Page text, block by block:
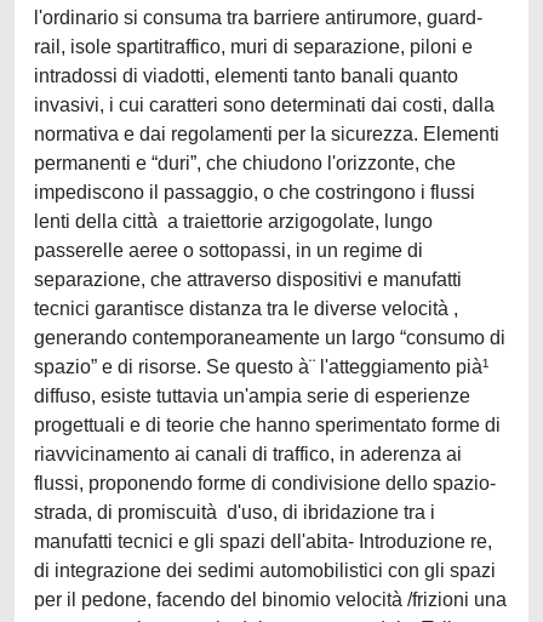
l'ordinario si consuma tra barriere antirumore, guard-
rail, isole spartitraffico, muri di separazione, piloni e
intradossi di viadotti, elementi tanto banali quanto
invasivi, i cui caratteri sono determinati dai costi, dalla
normativa e dai regolamenti per la sicurezza. Elementi
permanenti e “duri”, che chiudono l'orizzonte, che
impediscono il passaggio, o che costringono i flussi
lenti della città a traiettorie arzigogolate, lungo
passerelle aeree o sottopassi, in un regime di
separazione, che attraverso dispositivi e manufatti
tecnici garantisce distanza tra le diverse velocità ,
generando contemporaneamente un largo “consumo di
spazio” e di risorse. Se questo à¨ l'atteggiamento pià¹
diffuso, esiste tuttavia un'ampia serie di esperienze
progettuali e di teorie che hanno sperimentato forme di
riavvicinamento ai canali di traffico, in aderenza ai
flussi, proponendo forme di condivisione dello spazio-
strada, di promiscuità d'uso, di ibridazione tra i
manufatti tecnici e gli spazi dell'abita- Introduzione re,
di integrazione dei sedimi automobilistici con gli spazi
per il pedone, facendo del binomio velocità /frizioni una